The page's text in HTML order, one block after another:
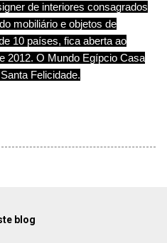
de interiores consagrados
mobiliário e objetos de
10 países, fica aberta ao
2012. O Mundo Egípcio Casa
Felicidade.
blog